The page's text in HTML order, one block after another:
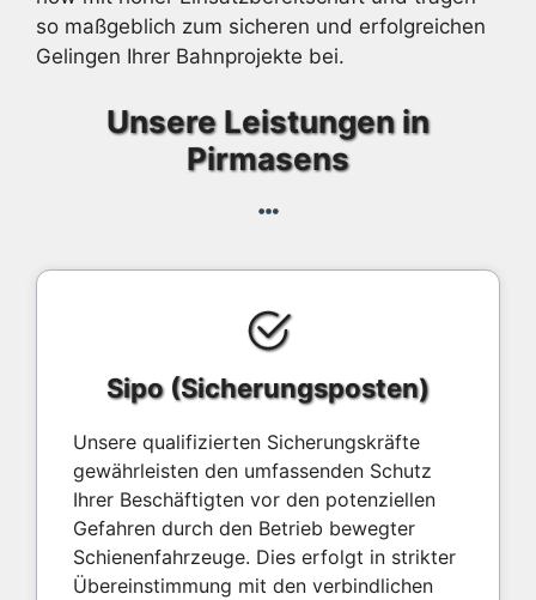
so maßgeblich zum sicheren und erfolgreichen
Gelingen Ihrer Bahnprojekte bei.
Unsere Leistungen in
Pirmasens
Sipo (Sicherungsposten)
Unsere qualifizierten Sicherungskräfte
gewährleisten den umfassenden Schutz
Ihrer Beschäftigten vor den potenziellen
Gefahren durch den Betrieb bewegter
Schienenfahrzeuge. Dies erfolgt in strikter
Übereinstimmung mit den verbindlichen